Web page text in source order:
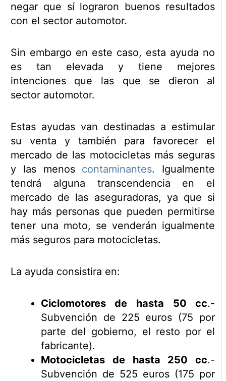
negar que sí lograron buenos resultados
con el sector automotor.
Sin embargo en este caso, esta ayuda no
es tan elevada y tiene mejores
intenciones que las que se dieron al
sector automotor.
Estas ayudas van destinadas a estimular
su venta y también para favorecer el
mercado de las motocicletas más seguras
y las menos contaminantes. Igualmente
tendrá alguna transcendencia en el
mercado de las aseguradoras, ya que si
hay más personas que pueden permitirse
tener una moto, se venderán igualmente
más seguros para motocicletas.
La ayuda consistira en:
Ciclomotores de hasta 50 cc.-
Subvención de 225 euros (75 por
parte del gobierno, el resto por el
fabricante).
Motocicletas de hasta 250 cc.-
Subvención de 525 euros (175 por